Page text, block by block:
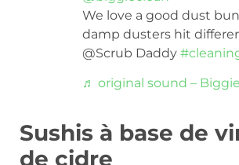
We love a good dust
damp dusters hit
@Scrub Daddy
♬ original sound –
Sushis à base de
de cidre